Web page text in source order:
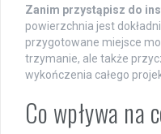
Zanim przystąpisz do
powierzchnia jest
przygotowane miejsce
trzymanie, ale także
wykończenia całego
Co wpływa na